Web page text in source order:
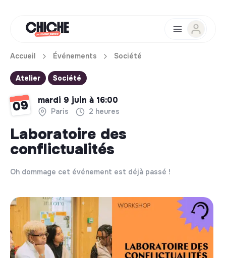
Accueil Événements Société
Atelier Société
09 mardi 9 juin à 16:00
Paris 2 heures
Laboratoire des
conflictualités
Oh dommage cet événement est déjà passé !